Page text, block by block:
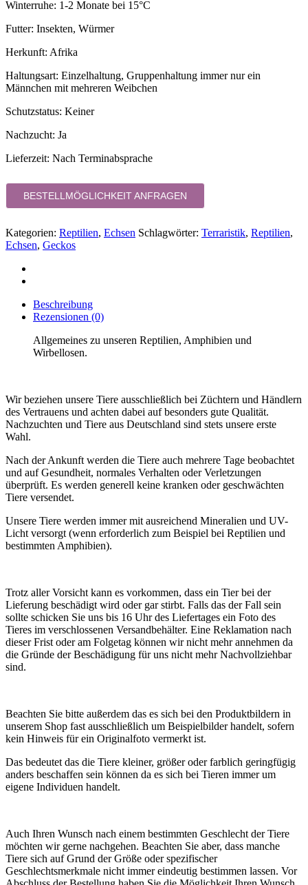
Winterruhe: 1-2 Monate bei 15°C
Futter: Insekten, Würmer
Herkunft: Afrika
Haltungsart: Einzelhaltung, Gruppenhaltung immer nur ein
Männchen mit mehreren Weibchen
Schutzstatus: Keiner
Nachzucht: Ja
Lieferzeit: Nach Terminabsprache
BESTELLMÖGLICHKEIT ANFRAGEN
Kategorien: Reptilien, Echsen Schlagwörter: Terraristik, Reptilien,
Echsen, Geckos
Beschreibung
Rezensionen (0)
Allgemeines zu unseren Reptilien, Amphibien und
Wirbellosen.
Wir beziehen unsere Tiere ausschließlich bei Züchtern und Händlern
des Vertrauens und achten dabei auf besonders gute Qualität.
Nachzuchten und Tiere aus Deutschland sind stets unsere erste
Wahl.
Nach der Ankunft werden die Tiere auch mehrere Tage beobachtet
und auf Gesundheit, normales Verhalten oder Verletzungen
überprüft. Es werden generell keine kranken oder geschwächten
Tiere versendet.
Unsere Tiere werden immer mit ausreichend Mineralien und UV-
Licht versorgt (wenn erforderlich zum Beispiel bei Reptilien und
bestimmten Amphibien).
Trotz aller Vorsicht kann es vorkommen, dass ein Tier bei der
Lieferung beschädigt wird oder gar stirbt. Falls das der Fall sein
sollte schicken Sie uns bis 16 Uhr des Liefertages ein Foto des
Tieres im verschlossenen Versandbehälter. Eine Reklamation nach
dieser Frist oder am Folgetag können wir nicht mehr annehmen da
die Gründe der Beschädigung für uns nicht mehr Nachvollziehbar
sind.
Beachten Sie bitte außerdem das es sich bei den Produktbildern in
unserem Shop fast ausschließlich um Beispielbilder handelt, sofern
kein Hinweis für ein Originalfoto vermerkt ist.
Das bedeutet das die Tiere kleiner, größer oder farblich geringfügig
anders beschaffen sein können da es sich bei Tieren immer um
eigene Individuen handelt.
Auch Ihren Wunsch nach einem bestimmten Geschlecht der Tiere
möchten wir gerne nachgehen. Beachten Sie aber, dass manche
Tiere sich auf Grund der Größe oder spezifischer
Geschlechtsmerkmale nicht immer eindeutig bestimmen lassen. Vor